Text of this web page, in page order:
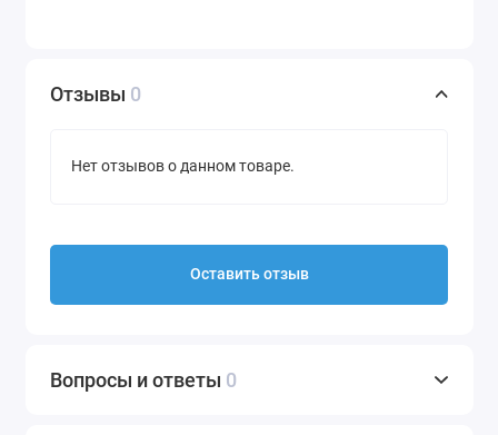
Отзывы 0
Нет отзывов о данном товаре.
Оставить отзыв
Вопросы и ответы 0